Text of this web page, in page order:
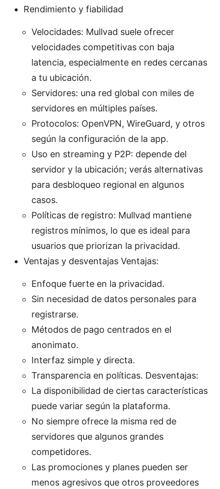
Rendimiento y fiabilidad
Velocidades: Mullvad suele ofrecer
velocidades competitivas con baja
latencia, especialmente en redes cercanas
a tu ubicación.
Servidores: una red global con miles de
servidores en múltiples países.
Protocolos: OpenVPN, WireGuard, y otros
según la configuración de la app.
Uso en streaming y P2P: depende del
servidor y la ubicación; verás alternativas
para desbloqueo regional en algunos
casos.
Políticas de registro: Mullvad mantiene
registros mínimos, lo que es ideal para
usuarios que priorizan la privacidad.
Ventajas y desventajas Ventajas:
Enfoque fuerte en la privacidad.
Sin necesidad de datos personales para
registrarse.
Métodos de pago centrados en el
anonimato.
Interfaz simple y directa.
Transparencia en políticas. Desventajas:
La disponibilidad de ciertas características
puede variar según la plataforma.
No siempre ofrece la misma red de
servidores que algunos grandes
competidores.
Las promociones y planes pueden ser
menos agresivos que otros proveedores